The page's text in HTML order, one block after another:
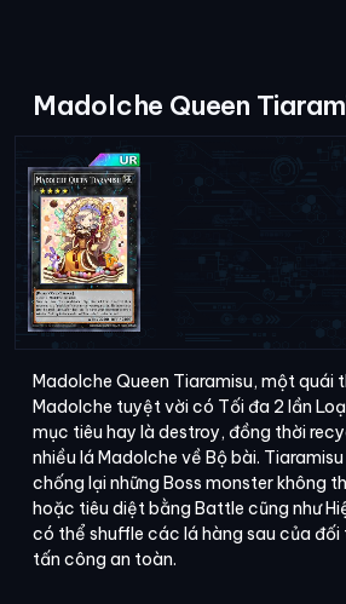
Madolche Queen
Madolche Queen Tiaramisu, một quái
Madolche tuyệt vời có Tối đa 2 lần
mục tiêu hay là destroy, đồng thời
nhiều lá Madolche về Bộ bài.
chống lại những Boss monster không
hoặc tiêu diệt bằng Battle cũng như
có thể shuffle các lá hàng sau của
tấn công an toàn.